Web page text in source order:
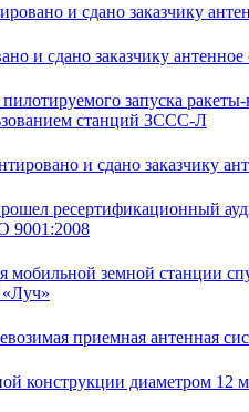
и сдано заказчику
и сдано заказчику антенное
пилотируемого запуска
станций ЗССС-Л
и сдано заказчику
ресертификационный
9001:2008
земной станции
приемная антенная
конструкции диаметром 12